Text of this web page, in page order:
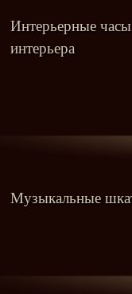
Интерьерные
интерьера
Музыкальные